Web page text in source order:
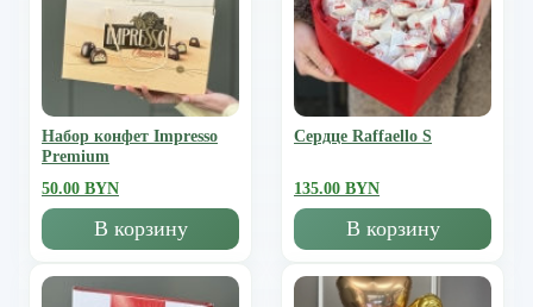
Набор конфет Impresso
Premium
50.00 BYN
В корзину
Сердце Raffaello S
135.00 BYN
В корзину